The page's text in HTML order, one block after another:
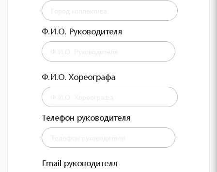
Ф.И.О. Руководителя
Ф.И.О. Хореографа
Телефон руководителя
Email руководителя